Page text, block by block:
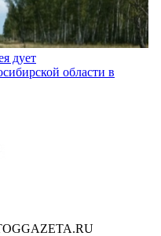
дует
области в